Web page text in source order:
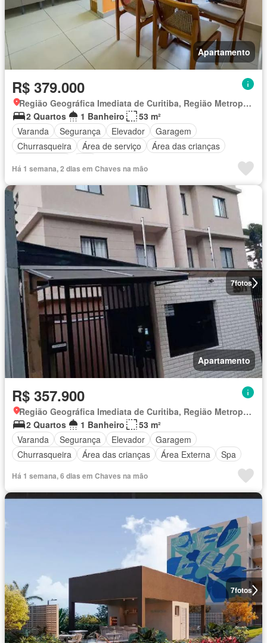
Apartamento
R$ 379.000
Região Geográfica Imediata de Curitiba, Região Metropolitana de Curitiba
2 Quartos
1 Banheiro
53 m²
Varanda
Segurança Elevador
Garagem
Churrasqueira
Área de serviço
Área das crianças
Há 1 semana, 2 dias em Chaves na mão
7fotos
Apartamento
R$ 357.900
Região Geográfica Imediata de Curitiba, Região Metropolitana de Curitiba
2 Quartos
1 Banheiro
53 m²
Varanda
Segurança Elevador
Garagem
Churrasqueira
Área das crianças Área Externa Spa
Há 1 semana, 6 dias em Chaves na mão
7fotos